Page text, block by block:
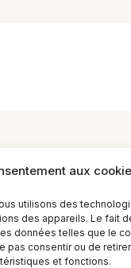
aux
utilisons des
des appareils. Le fait
données telles que le
pas consentir ou de
et fonctions.